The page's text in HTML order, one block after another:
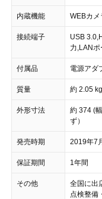
内蔵機能 WEBカメ
接続端子
USB
力,LANポ
付属品 電源アダ
質量 約 2.05 kg
外形寸法
約 374 (
ず）
発売時期 2019年7
保証期間 1年間
その他
全国に出
点検整備